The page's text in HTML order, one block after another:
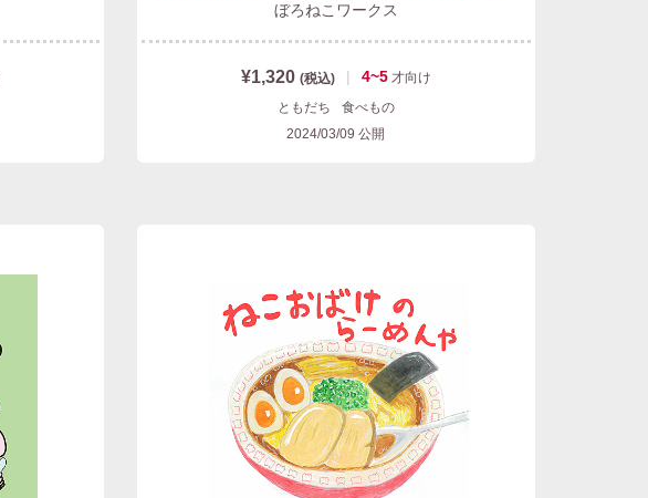
ぼろねこワークス
¥1,320 (税込) | 4~5 才向け
ともだち
食べもの
2024/03/09 公開